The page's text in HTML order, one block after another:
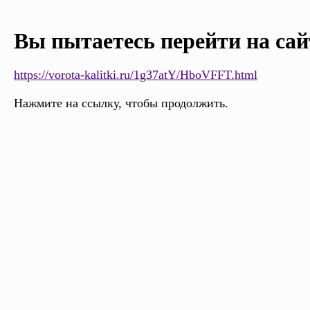
Вы пытаетесь перейти на
https://vorota-kalitki.ru/1g37atY/HboVFFT.html
Нажмите на ссылку, чтобы продолжить.